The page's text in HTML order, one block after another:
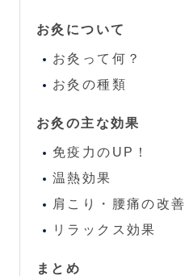
お灸について
お灸って何？
お灸の種類
お灸の主な効果
免疫力のUP！
温熱効果
肩こり・腰痛の改善
リラックス効果
まとめ